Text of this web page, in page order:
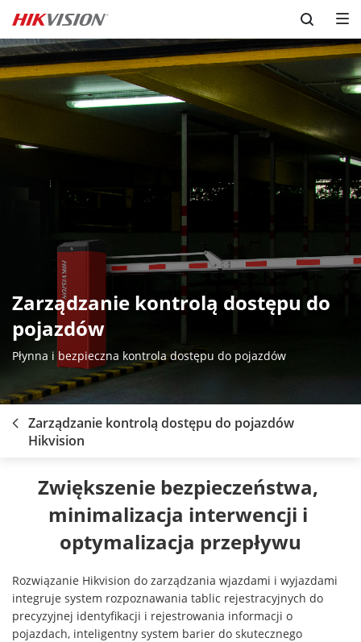
Skip to content
Zarządzanie kontrolą dostępu do
pojazdów
Płynna i bezpieczna kontrola dostępu do pojazdów
Zarządzanie kontrolą dostępu do pojazdów
Hikvision
Zwiększenie bezpieczeństwa,
minimalizacja interwencji i
optymalizacja przepływu
Rozwiązanie Hikvision do zarządzania wjazdami i wyjazdami
integruje system rozpoznawania tablic rejestracyjnych do
precyzyjnej identyfikacji i rejestrowania informacji o
pojazdach, inteligentny system barier do skutecznego